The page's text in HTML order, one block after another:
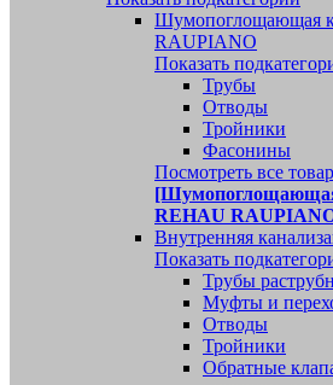
Шумопоглощающая
RAUPIANO
Показать
Трубы
Отводы
Тройники
Фасонины
Посмотреть все
REHAU
Внутренняя
Показать
Трубы
Муфты и
Отводы
Тройники
Обратные